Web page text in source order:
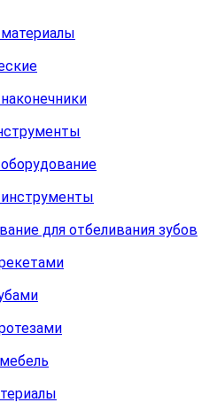
для отбеливания зубов